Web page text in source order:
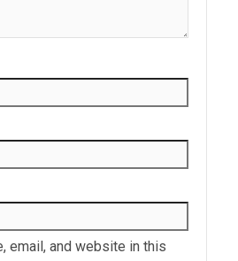
email, and website in this